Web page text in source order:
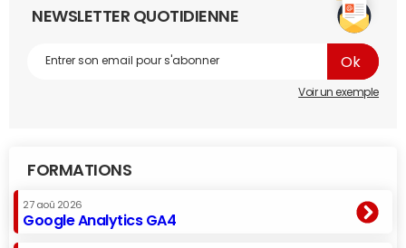
NEWSLETTER QUOTIDIENNE
Voir un exemple
FORMATIONS
27 aoû 2026
Google Analytics GA4